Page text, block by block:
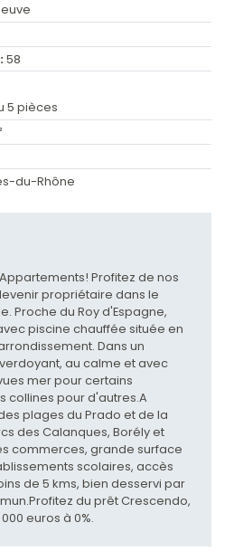
58
5 pièces
du-Rhône
Profitez de nos
propriétaire dans le
Proche du Roy d'Espagne,
piscine chauffée située en
Dans un
au calme et avec
mer pour certains
collines pour d'autres.A
plages du Prado et de la
des Calanques, Borély et
commerces, grande surface
scolaires, accès
de 5 kms, bien desservi par
du prêt Crescendo,
euros à 0%.